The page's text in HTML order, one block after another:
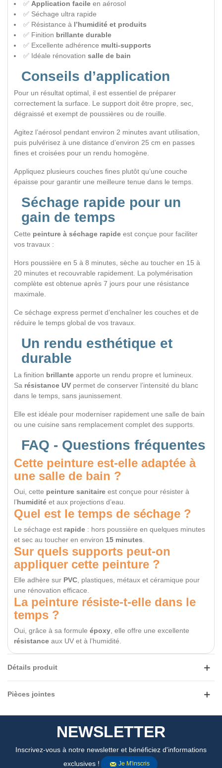
✅ Application facile en aérosol
✅ Séchage ultra rapide
✅ Résistance à l’humidité et produits
✅ Finition brillante durable
✅ Excellente adhérence multi-supports
✅ Idéale rénovation salle de bain
Conseils d’application
Pour un résultat optimal, il est essentiel de préparer
correctement la surface. Le support doit être propre, sec,
dégraissé et exempt de poussières ou de rouille.
Agitez l’aérosol pendant environ 2 minutes avant utilisation,
puis pulvérisez à une distance d’environ 25 cm en passes
fines et croisées pour un rendu homogène.
Appliquez plusieurs couches fines plutôt qu’une couche
épaisse pour garantir une meilleure tenue dans le temps.
Séchage rapide pour un
gain de temps
Cette peinture à séchage rapide est conçue pour faciliter
vos travaux :
Hors poussière en 5 à 8 minutes, sèche au toucher en 15 à
20 minutes et recouvrable rapidement. La polymérisation
complète est obtenue après 7 jours pour une résistance
maximale.
Ce séchage express permet d’enchaîner les couches et de
réduire le temps global de vos travaux.
Un rendu esthétique et
durable
La finition brillante apporte un rendu propre et lumineux.
Sa résistance UV permet de conserver l’intensité du blanc
dans le temps, sans jaunissement.
Elle est idéale pour moderniser rapidement une salle de bain
ou une cuisine sans remplacement complet des supports.
FAQ - Questions fréquentes
Cette peinture est-elle adaptée à
une salle de bain ?
Oui, cette peinture sanitaire est conçue pour résister à
l’humidité et aux projections d’eau.
Quel est le temps de séchage ?
Le séchage est rapide : hors poussière en quelques minutes
et sec au toucher en environ 15 minutes
Sur quels supports peut-on
appliquer cette peinture ?
Elle adhère sur PVC , plastiques, métaux et céramique pour
une rénovation efficace.
La peinture résiste-t-elle dans le
temps ?
Oui, grâce à sa formule époxy , elle offre une excellente
résistance aux UV et à l’humidité.
Détails produit
Pièces jointes
NEWSLETTER
Inscrivez-vous à notre newsletter et bénéficiez d'informations
exclusives !
Je M'inscris